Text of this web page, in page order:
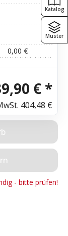
0,00 €
€ *
404,48 €
Wert
- bitte prüfen!
Katalog
Muster